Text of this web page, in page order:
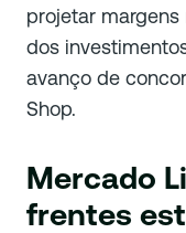
projetar
dos
avanço de
Shop.
Mercado
frentes